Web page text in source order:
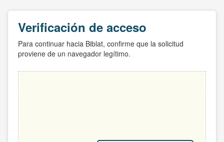
Verificación de acceso
Para continuar hacia Biblat, confirme que la solicitud
proviene de un navegador legítimo.